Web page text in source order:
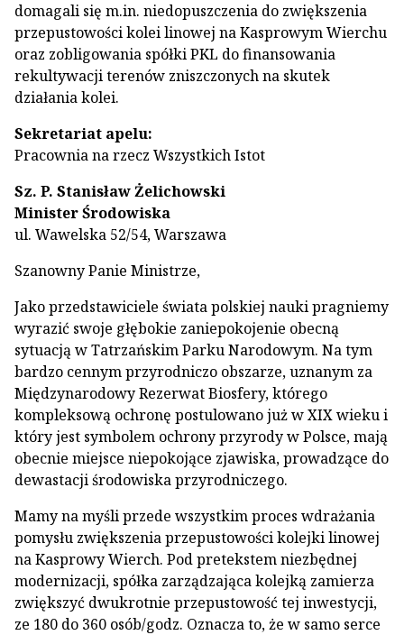
domagali się m.in. niedopuszczenia do zwiększenia
przepustowości kolei linowej na Kasprowym Wierchu
oraz zobligowania spółki PKL do finansowania
rekultywacji terenów zniszczonych na skutek
działania kolei.
Sekretariat apelu:
Pracownia na rzecz Wszystkich Istot
Sz. P. Stanisław Żelichowski
Minister Środowiska
ul. Wawelska 52/54, Warszawa
Szanowny Panie Ministrze,
Jako przedstawiciele świata polskiej nauki pragniemy
wyrazić swoje głębokie zaniepokojenie obecną
sytuacją w Tatrzańskim Parku Narodowym. Na tym
bardzo cennym przyrodniczo obszarze, uznanym za
Międzynarodowy Rezerwat Biosfery, którego
kompleksową ochronę postulowano już w XIX wieku i
który jest symbolem ochrony przyrody w Polsce, mają
obecnie miejsce niepokojące zjawiska, prowadzące do
dewastacji środowiska przyrodniczego.
Mamy na myśli przede wszystkim proces wdrażania
pomysłu zwiększenia przepustowości kolejki linowej
na Kasprowy Wierch. Pod pretekstem niezbędnej
modernizacji, spółka zarządzająca kolejką zamierza
zwiększyć dwukrotnie przepustowość tej inwestycji,
ze 180 do 360 osób/godz. Oznacza to, że w samo serce